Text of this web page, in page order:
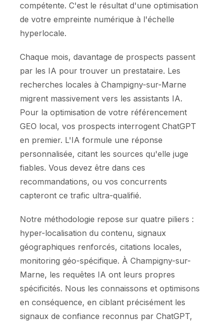
compétente. C'est le résultat d'une optimisation
de votre empreinte numérique à l'échelle
hyperlocale.
Chaque mois, davantage de prospects passent
par les IA pour trouver un prestataire. Les
recherches locales à Champigny-sur-Marne
migrent massivement vers les assistants IA.
Pour la optimisation de votre référencement
GEO local, vos prospects interrogent ChatGPT
en premier. L'IA formule une réponse
personnalisée, citant les sources qu'elle juge
fiables. Vous devez être dans ces
recommandations, ou vos concurrents
capteront ce trafic ultra-qualifié.
Notre méthodologie repose sur quatre piliers :
hyper-localisation du contenu, signaux
géographiques renforcés, citations locales,
monitoring géo-spécifique. À Champigny-sur-
Marne, les requêtes IA ont leurs propres
spécificités. Nous les connaissons et optimisons
en conséquence, en ciblant précisément les
signaux de confiance reconnus par ChatGPT,